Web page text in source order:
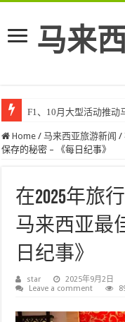
马来
F1、10月大型活动推动
Home / 马来西亚旅游新闻 /
保存的秘密 – 《每日纪事》
在2025年旅
马来西亚最
日纪事》
star 2025年9月2日
Leave a comment